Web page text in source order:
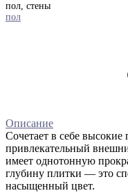
пол, стены
пол
Описание
Сочетает в себе
привлекательный
имеет однотонную
глубину плитки — это
насыщенный цвет.